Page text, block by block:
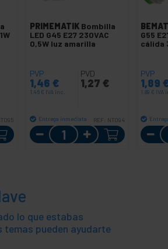
PRIMEMATIK Bombilla
LED G45 E27 230VAC
0,5W luz amarilla
PVP
1,46 €
1,46 € IVA inc.
PVD
1,27 €
Entrega inmediata REF: NT094
Cantidad
G55
cálida
PVP
1,89
1,89 € IVA
lo que estabas
temas pueden ayudarte